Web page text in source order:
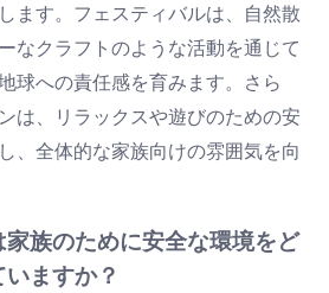
ます。フェスティバルは、自然散
なクラフトのような活動を通じて
球への責任感を育みます。さら
は、リラックスや遊びのための安
、全体的な家族向けの雰囲気を向
家族のために安全な環境をど
ますか？